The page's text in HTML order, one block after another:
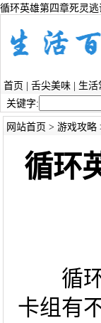
循环英雄第四章死灵
首页 舌尖美味 生活
关键字:
网站首页 > 游戏攻略
循环
循环
卡组有